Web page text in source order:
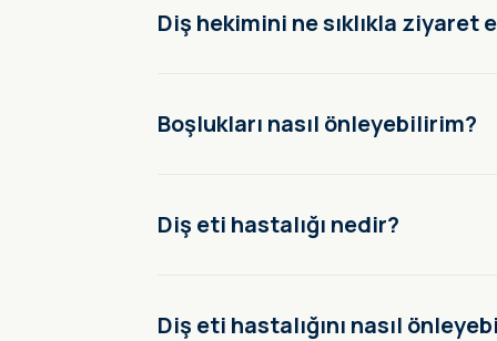
Diş hekimini ne sıklıkla ziyaret
Boşlukları nasıl önleyebilirim?
Diş eti hastalığı nedir?
Diş eti hastalığını nasıl